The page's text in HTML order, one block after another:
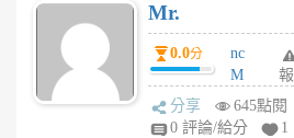
Mr.
0.0分
nc
M
U
F
報
分享
645點閱
0 評論/給分
1